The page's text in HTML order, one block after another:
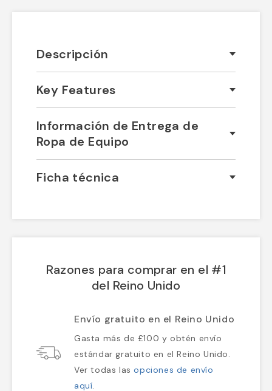
Descripción
Key Features
Información de Entrega de
Ropa de Equipo
Ficha técnica
Razones para comprar en el #1
del Reino Unido
Envío gratuito en el Reino Unido
Gasta más de £100 y obtén envío
estándar gratuito en el Reino Unido.
Ver todas lasopciones de envío
aquí.